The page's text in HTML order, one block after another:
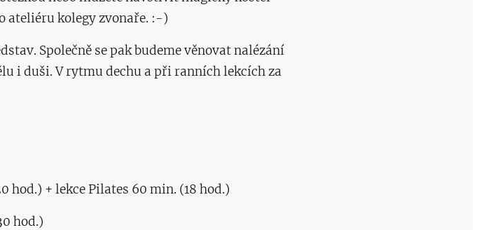
ateliéru kolegy zvonaře. :-)
Společně se pak budeme věnovat nalézání
i duši. V rytmu dechu a při ranních lekcích za
hod.) + lekce Pilates 60 min. (18 hod.)
hod.)